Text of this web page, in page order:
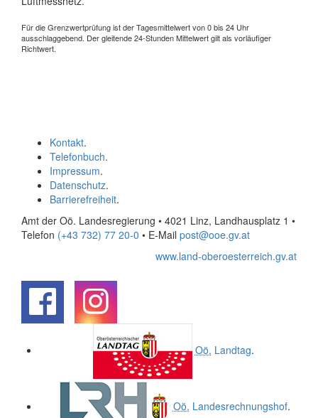
Für die Grenzwertprüfung ist der Tagesmittelwert von 0 bis 24 Uhr
ausschlaggebend. Der gleitende 24-Stunden Mittelwert gilt als vorläufiger
Richtwert.
Kontakt.
Telefonbuch.
Impressum.
Datenschutz.
Barrierefreiheit.
Amt der Oö. Landesregierung • 4021 Linz, Landhausplatz 1 •
Telefon (+43 732) 77 20-0 • E-Mail post@ooe.gv.at
www.land-oberoesterreich.gv.at
Oö. Landtag.
Oö. Landesrechnungshof.